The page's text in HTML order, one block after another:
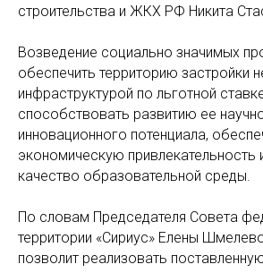
строительства и ЖКХ РФ Никита
Возведение социально значимых
обеспечить территорию застройки
инфраструктурой по льготной
способствовать развитию ее
инновационного потенциала,
экономическую
качество образовательной среды.
По словам Председателя Совета
территории «Сириус» Елены
позволит реализовать